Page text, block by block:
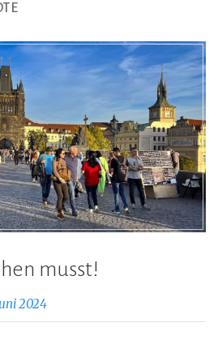
musst!
2024